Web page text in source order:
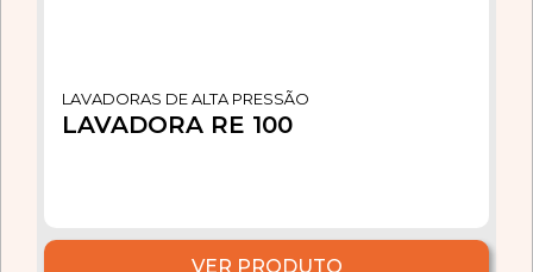
LAVADORAS DE ALTA PRESSÃO
LAVADORA RE 100
VER PRODUTO